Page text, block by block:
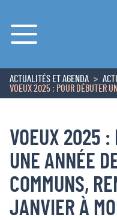
Menu
ACCUEIL
ACTUALITÉS ET AGENDA
VOEUX 2025 : POUR DÉBUTER
VOEUX 2025 :
UNE ANNÉE
COMMUNS,
JANVIER À